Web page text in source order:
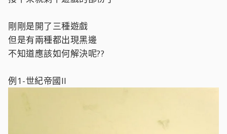
剛剛是開了三種遊戲
但是有兩種都出現黑邊
不知道應該如何解決呢??
例1-世紀帝國II